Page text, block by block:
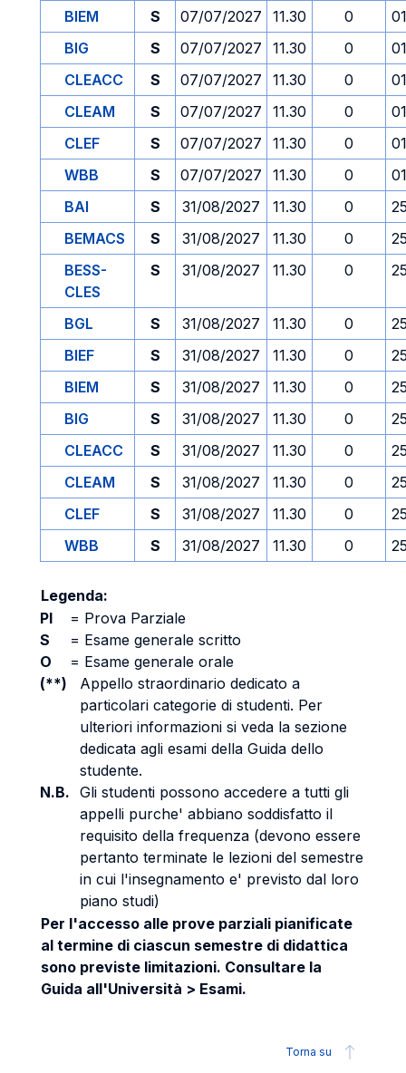
BIEM S 07/07/2027 11.30 0
BIG
S 07/07/2027 11.30 0
CLEACC
S 07/07/2027 11.30 0
CLEAM
S 07/07/2027 11.30 0
CLEF
S 07/07/2027 11.30 0
WBB
S 07/07/2027 11.30 0
BAI
S 31/08/2027 11.30 0
BEMACS
S 31/08/2027 11.30 0
BESS-
CLES
S 31/08/2027 11.30 0
BGL S 31/08/2027 11.30 0
BIEF
S 31/08/2027 11.30 0
BIEM
S 31/08/2027 11.30 0
BIG
S 31/08/2027 11.30 0
CLEACC
S 31/08/2027 11.30 0
CLEAM
S 31/08/2027 11.30 0
CLEF
S 31/08/2027 11.30 0
WBB
S 31/08/2027 11.30 0
Legenda:
PI
= Prova Parziale
S
= Esame generale scritto
O
= Esame generale orale
(**)
Appello straordinario dedicato a
particolari categorie di studenti. Per
ulteriori informazioni si veda la sezione
dedicata agli esami della Guida dello
studente.
N.B. Gli studenti possono accedere a tutti gli
appelli purche' abbiano soddisfatto il
requisito della frequenza (devono essere
pertanto terminate le lezioni del semestre
in cui l'insegnamento e' previsto dal loro
piano studi)
Per l'accesso alle prove parziali pianificate
al termine di ciascun semestre di didattica
sono previste limitazioni. Consultare la
Guida all'Università > Esami.
Torna su